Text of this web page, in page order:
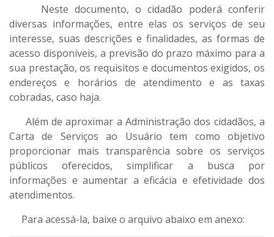
Neste documento, o cidadão poderá conferir
diversas informações, entre elas os serviços de seu
interesse, suas descrições e finalidades, as formas de
acesso disponíveis, a previsão do prazo máximo para a
sua prestação, os requisitos e documentos exigidos, os
endereços e horários de atendimento e as taxas
cobradas, caso haja.
Além de aproximar a Administração dos cidadãos, a
Carta de Serviços ao Usuário tem como objetivo
proporcionar mais transparência sobre os serviços
públicos oferecidos, simplificar a busca por
informações e aumentar a eficácia e efetividade dos
atendimentos.
Para acessá-la, baixe o arquivo abaixo em anexo: